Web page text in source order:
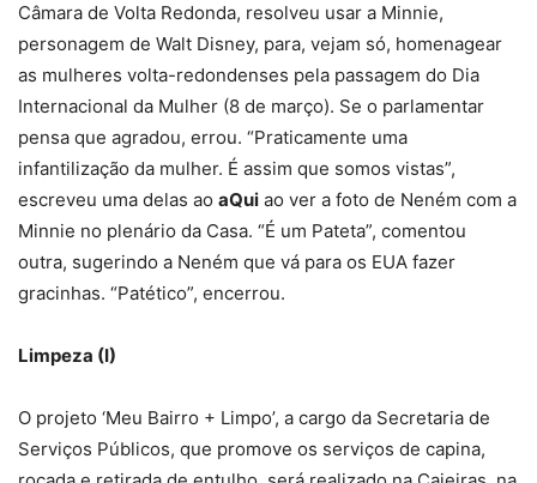
Câmara de Volta Redonda, resolveu usar a Minnie,
personagem de Walt Disney, para, vejam só, homenagear
as mulheres volta-redondenses pela passagem do Dia
Internacional da Mulher (8 de março). Se o parlamentar
pensa que agradou, errou. “Praticamente uma
infantilização da mulher. É assim que somos vistas”,
escreveu uma delas ao aQui ao ver a foto de Neném com a
Minnie no plenário da Casa. “É um Pateta”, comentou
outra, sugerindo a Neném que vá para os EUA fazer
gracinhas. “Patético”, encerrou.
Limpeza (I)
O projeto ‘Meu Bairro + Limpo’, a cargo da Secretaria de
Serviços Públicos, que promove os serviços de capina,